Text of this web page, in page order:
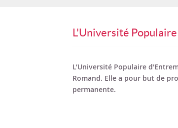
L'Université
L’Université Populaire
Romand. Elle a pour but de
permanente.